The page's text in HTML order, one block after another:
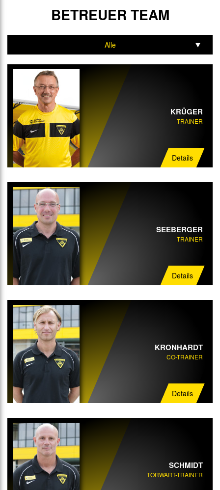
BETREUER TEAM
Alle
Trainer
Co-Trainer
Torwart-Trainer
Athletik-Trainer
Mannschaftsarzt
Physiotherapeut
Mannschaftsbetreuer
KRÜGER
TRAINER
Details
SEEBERGER
TRAINER
Details
KRONHARDT
CO-TRAINER
Details
SCHMIDT
TORWART-TRAINER